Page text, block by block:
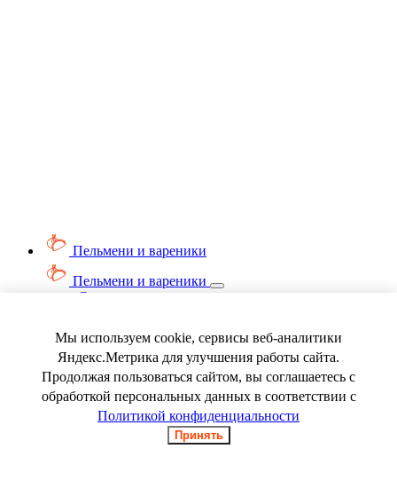
Пельмени и вареники
Пельмени и вареники
Смотреть весь раздел
Ягода замороженная
Мы используем cookie, сервисы веб-аналитики
Яндекс.Метрика для улучшения работы сайта.
Продолжая пользоваться сайтом, вы соглашаетесь с
обработкой персональных данных в соответствии с
Политикой конфиденциальности
Принять